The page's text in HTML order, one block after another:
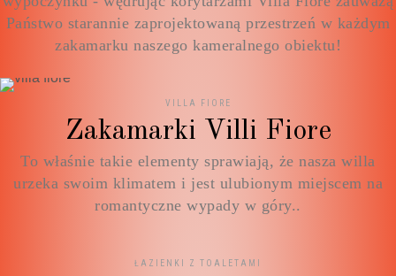
Państwo starannie zaprojektowaną przestrzeń w każdym
zakamarku naszego kameralnego obiektu!
VILLA FIORE
Zakamarki Villi Fiore
To właśnie takie elementy sprawiają, że nasza willa
urzeka swoim klimatem i jest ulubionym miejscem na
romantyczne wypady w góry..
ŁAZIENKI Z TOALETAMI